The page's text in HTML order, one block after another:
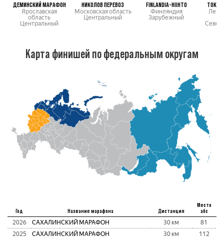
ДЕМИНСКИЙ МАРАФОН
Ярославская
область
Центральный
НИКОЛОВ ПЕРЕВОЗ
Московская область
Центральный
FINLANDIA-HIIHTO
Финляндия
Зарубежный
Карта финишей по федеральным округам
Год Название марафона Дистанция
Место
абс
2026 САХАЛИНСКИЙ МАРАФОН 30 км 81
2025
САХАЛИНСКИЙ МАРАФОН 30 км 112